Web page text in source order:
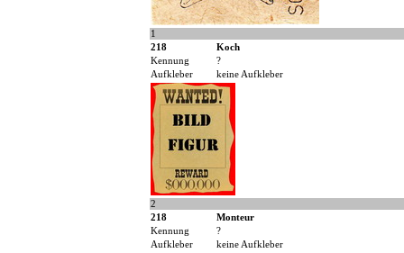
1
218
Koch
Kennung
?
Aufkleber
keine Aufkleber
2
218
Monteur
Kennung
?
Aufkleber
keine Aufkleber